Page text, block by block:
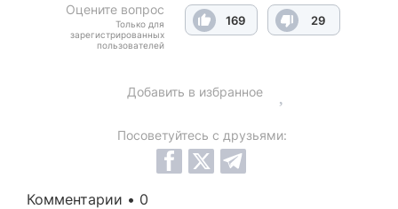
Оцените вопрос
Только для
зарегистрированных
пользователей
169 29
Добавить в избранное
Посоветуйтесь с друзьями:
Комментарии • 0